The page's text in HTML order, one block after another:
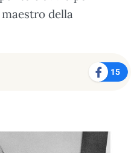
della
15